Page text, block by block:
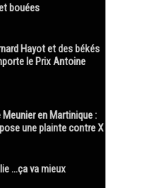
bouées
Hayot et des békés
le Prix Antoine
Meunier en Martinique :
une plainte contre X
…ça va mieux